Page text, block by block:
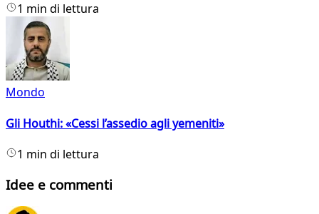
1 min di lettura
Mondo
Gli Houthi: «Cessi l’assedio agli yemeniti»
1 min di lettura
Idee e commenti